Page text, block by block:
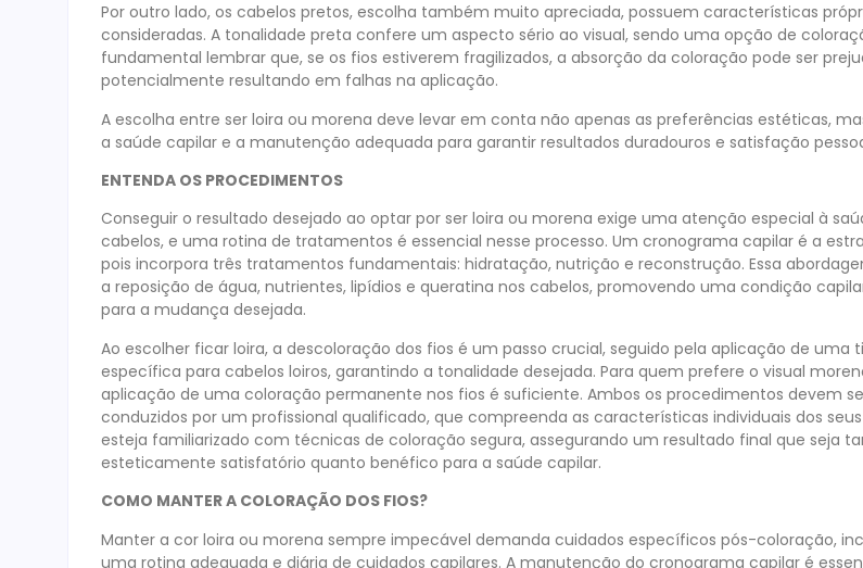
Por outro lado, os cabelos pretos, escolha também muito apreciada, possuem características
consideradas. A tonalidade preta confere um aspecto sério ao visual, sendo uma opção de
fundamental lembrar que, se os fios estiverem fragilizados, a absorção da coloração pode ser
potencialmente resultando em falhas na aplicação.
A escolha entre ser loira ou morena deve levar em conta não apenas as preferências estéticas,
a saúde capilar e a manutenção adequada para garantir resultados duradouros e satisfação
ENTENDA OS PROCEDIMENTOS
Conseguir o resultado desejado ao optar por ser loira ou morena exige uma atenção especial à
cabelos, e uma rotina de tratamentos é essencial nesse processo. Um cronograma capilar é a
pois incorpora três tratamentos fundamentais: hidratação, nutrição e reconstrução. Essa
a reposição de água, nutrientes, lipídios e queratina nos cabelos, promovendo uma condição
para a mudança desejada.
Ao escolher ficar loira, a descoloração dos fios é um passo crucial, seguido pela aplicação de uma
específica para cabelos loiros, garantindo a tonalidade desejada. Para quem prefere o visual
aplicação de uma coloração permanente nos fios é suficiente. Ambos os procedimentos devem
conduzidos por um profissional qualificado, que compreenda as características individuais dos
esteja familiarizado com técnicas de coloração segura, assegurando um resultado final que seja
esteticamente satisfatório quanto benéfico para a saúde capilar.
COMO MANTER A COLORAÇÃO DOS FIOS?
Manter a cor loira ou morena sempre impecável demanda cuidados específicos pós-coloração,
uma rotina adequada e diária de cuidados capilares. A manutenção do cronograma capilar é